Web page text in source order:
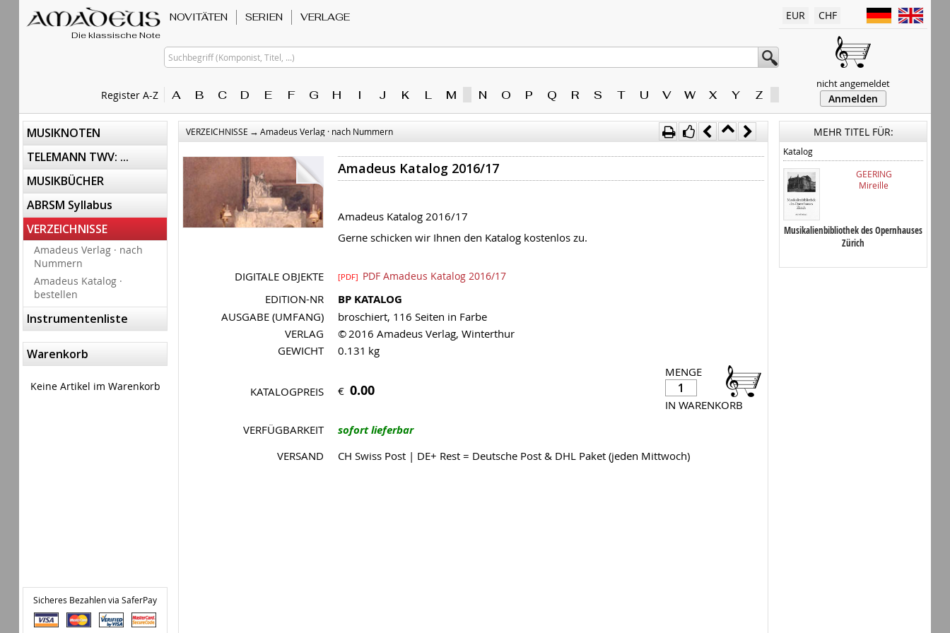
Die klassische Note
Register A-Z
NOVITÄTEN SERIEN VERLAGE
Suchbegriff (Komponist, Titel, ...)
A B C D E F G H I J K L M N O P Q R S T U V W X Y Z
EUR CHF
nicht angemeldet
Anmelden
MUSIKNOTEN
TELEMANN TWV: ...
MUSIKBÜCHER
ABRSM Syllabus
VERZEICHNISSE
Amadeus Verlag · nach
Nummern
Amadeus Katalog ·
bestellen
Instrumentenliste
Warenkorb
Keine Artikel im Warenkorb
Sicheres Bezahlen via SaferPay
VERZEICHNISSE → Amadeus Verlag · nach Nummern
Amadeus Katalog 2016/17
Amadeus Katalog 2016/17
Gerne schicken wir Ihnen den Katalog kostenlos zu.
DIGITALE OBJEKTE [PDF] PDF Amadeus Katalog 2016/17
EDITION-NR BP KATALOG
AUSGABE (UMFANG)
broschiert, 116 Seiten in Farbe
VERLAG
© 2016 Amadeus Verlag, Winterthur
GEWICHT
0.131 kg
MENGE
IN WARENKORB
KATALOGPREIS € 0.00
VERFÜGBARKEIT sofort lieferbar
VERSAND CH Swiss Post | DE+ Rest = Deutsche Post & DHL Paket (jeden Mittwoch)
MEHR TITEL FÜR:
Katalog
GEERING
Mireille
Musikalienbibliothek des Opernhauses
Zürich